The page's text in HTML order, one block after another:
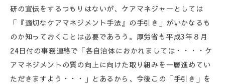
研の宣伝をするつもりはないが、ケアマネジャーとしては
「『適切なケアマネジメント手法』の手引き」がいかなるも
のか知っておくことは必要であろう。厚労省も平成3年８月
24日付の事務連絡で「各自治体におかれましては・・・・ケ
アマネジメントの質の向上に向けた取り組みを一層進めてい
ただきますよう・・・」とあるから、今後この「手引き」を